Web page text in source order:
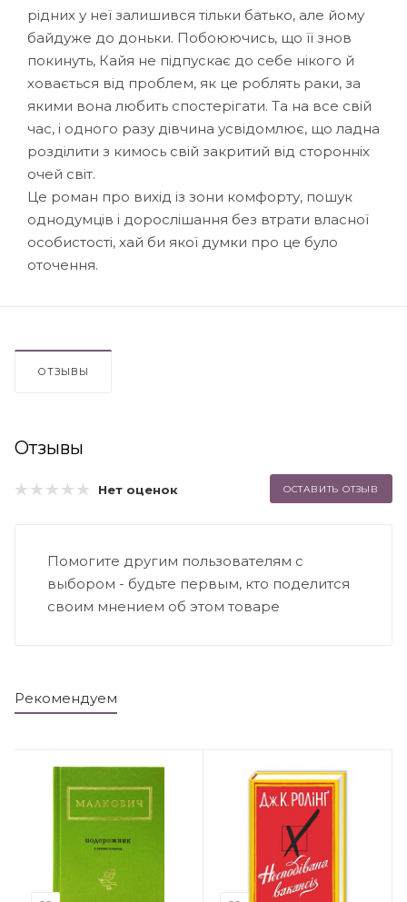
рідних у неї залишився тільки батько, але йому
байдуже до доньки. Побоюючись, що її знов
покинуть, Кайя не підпускає до себе нікого й
ховається від проблем, як це роблять раки, за
якими вона любить спостерігати. Та на все свій
час, і одного разу дівчина усвідомлює, що ладна
розділити з кимось свій закритий від сторонніх
очей світ.
Це роман про вихід із зони комфорту, пошук
однодумців і дорослішання без втрати власної
особистості, хай би якої думки про це було
оточення.
ОТЗЫВЫ
Отзывы
Нет оценок ОСТАВИТЬ ОТЗЫВ
Помогите другим пользователям с
выбором - будьте первым, кто поделится
своим мнением об этом товаре
Рекомендуем